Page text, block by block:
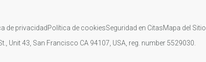
de privacidadPolítica de cookiesSeguridad en CitasMapa del Sitio
Unit 43, San Francisco CA 94107, USA, reg. number 5529030.